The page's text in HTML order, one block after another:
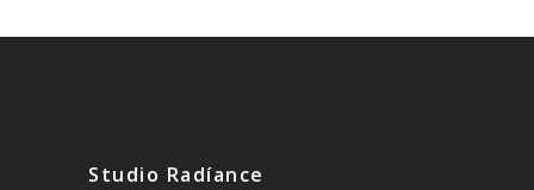
Studio Radíance